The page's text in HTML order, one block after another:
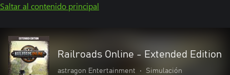
Saltar al contenido principal
Railroads Online - Extended Edition
astragon Entertainment • Simulación